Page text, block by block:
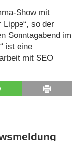
Show mit
Lippe“, so der
Sonntagabend im
ist eine
mit SEO